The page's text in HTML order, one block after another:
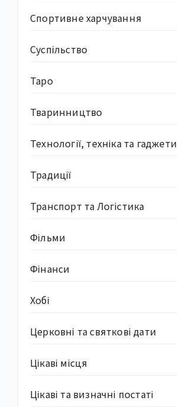
Спортивне харчування
Суcпільство
Таро
Тваринництво
Технології, техніка та гаджети
Традиції
Транспорт та Логістика
Фільми
Фінанси
Хобі
Церковні та святкові дати
Цікаві місця
Цікаві та визначні постаті